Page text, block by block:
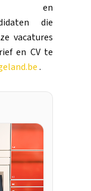
en
die
vacatures
en CV te
.